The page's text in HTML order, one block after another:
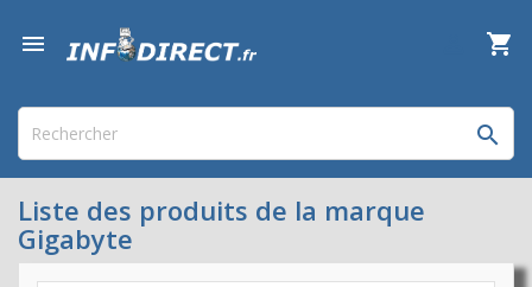
 shopping_cart

Liste des produits de la marque
Gigabyte